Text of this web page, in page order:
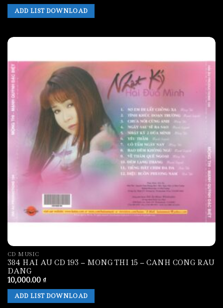
ADD LIST DOWNLOAD
CD MUSIC
384 HAI AU CD 193 – MONG THI 15 – CANH CONG RAU
DANG
10,000.00 ₫
ADD LIST DOWNLOAD